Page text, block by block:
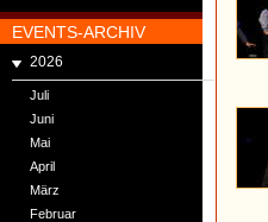
EVENTS-ARCHIV
2026
Juli
Juni
Mai
April
März
Februar